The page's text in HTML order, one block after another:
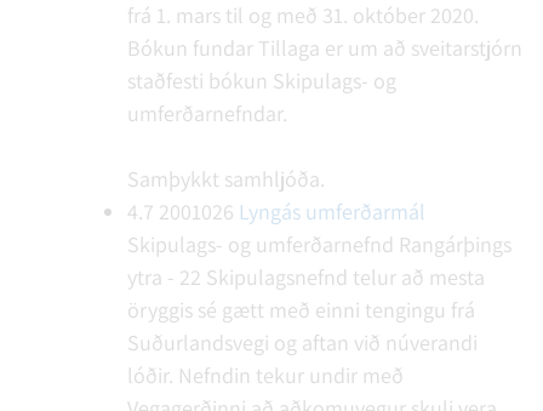
frá 1. mars til og með 31. október 2020.
Bókun fundar Tillaga er um að sveitarstjórn
staðfesti bókun Skipulags- og
umferðarnefndar.
Samþykkt samhljóða.
4.7 2001026 Lyngás umferðarmál
Skipulags- og umferðarnefnd Rangárþings
ytra - 22 Skipulagsnefnd telur að mesta
öryggis sé gætt með einni tengingu frá
Suðurlandsvegi og aftan við núverandi
lóðir. Nefndin tekur undir með